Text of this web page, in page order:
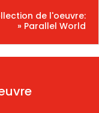
de l'oeuvre:
» Parallel World